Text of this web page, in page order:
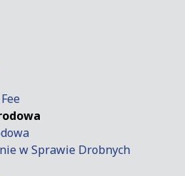
w Sprawie Drobnych